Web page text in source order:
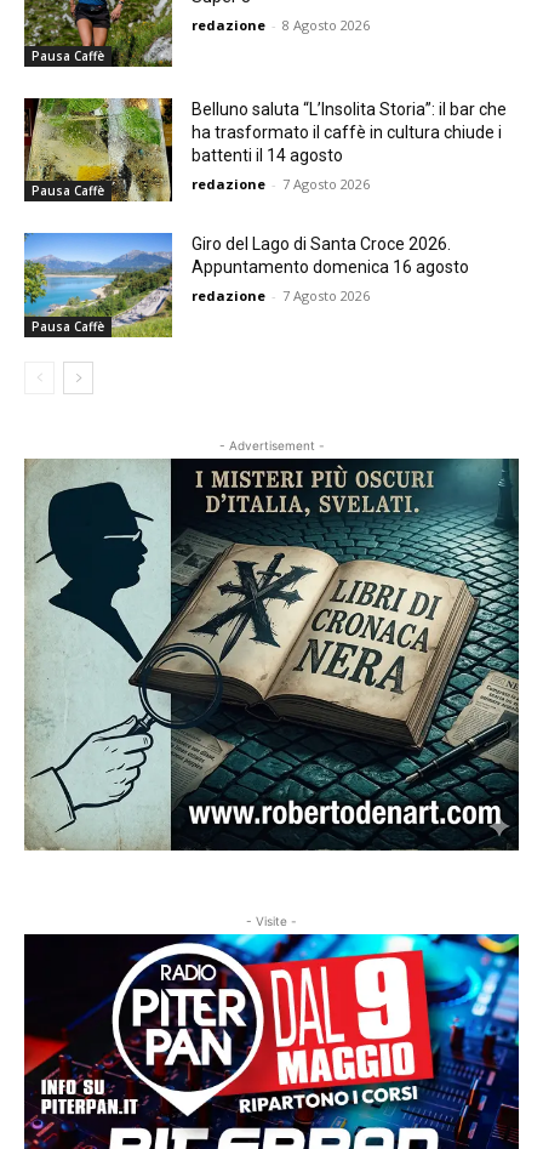
Pausa Caffè
redazione - 8 Agosto 2026
Pausa Caffè
Belluno saluta “L’Insolita Storia”: il bar che
ha trasformato il caffè in cultura chiude i
battenti il 14 agosto
redazione - 7 Agosto 2026
Pausa Caffè
Giro del Lago di Santa Croce 2026.
Appuntamento domenica 16 agosto
redazione - 7 Agosto 2026
- Advertisement -
- Visite -